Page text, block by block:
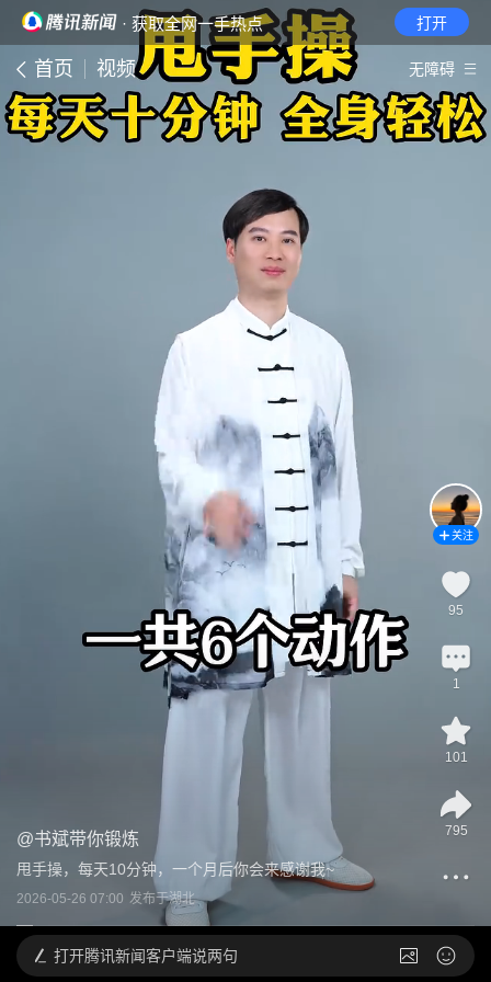
· 获取全网一手热点 打开
首页 视频 无障碍
@书斌带你锻炼
甩手操，每天10分钟，一个月后你会来感谢我~
2026-05-26 07:00 发布于湖北
关注
95
1
101
795
打开腾讯新闻客户端说两句